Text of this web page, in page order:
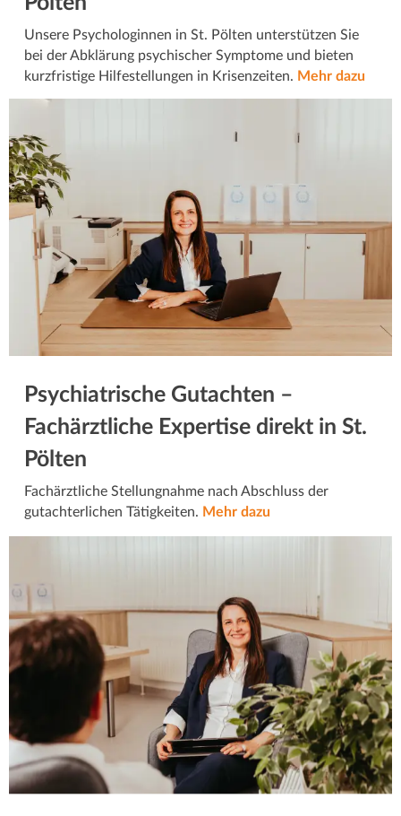
Unsere Psychologinnen in St. Pölten unterstützen Sie
bei der Abklärung psychischer Symptome und bieten
kurzfristige Hilfestellungen in Krisenzeiten. Mehr dazu
Psychiatrische Gutachten –
Fachärztliche Expertise direkt in St.
Pölten
Fachärztliche Stellungnahme nach Abschluss der
gutachterlichen Tätigkeiten. Mehr dazu